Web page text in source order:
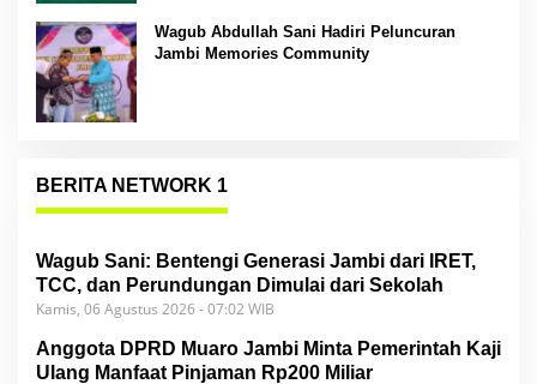
Wagub Abdullah Sani Hadiri Peluncuran
Jambi Memories Community
BERITA NETWORK 1
Wagub Sani: Bentengi Generasi Jambi dari IRET,
TCC, dan Perundungan Dimulai dari Sekolah
Kamis, 06 Agustus 2026 - 07:02 WIB
Anggota DPRD Muaro Jambi Minta Pemerintah Kaji
Ulang Manfaat Pinjaman Rp200 Miliar